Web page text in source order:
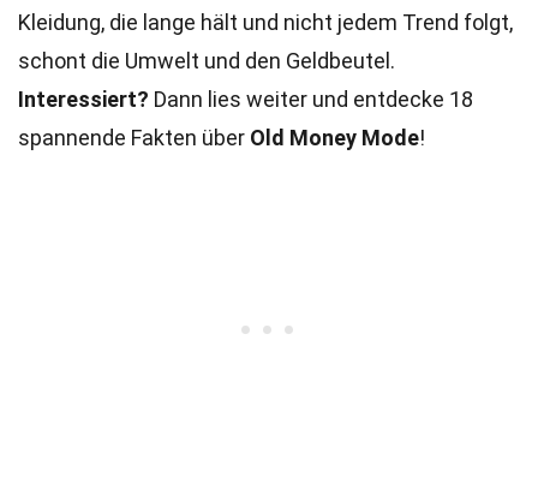
Kleidung, die lange hält und nicht jedem Trend folgt,
schont die Umwelt und den Geldbeutel.
Interessiert? Dann lies weiter und entdecke 18
spannende Fakten über Old Money Mode!